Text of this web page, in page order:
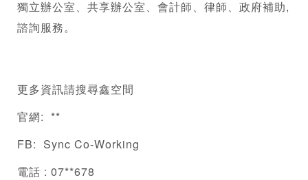
獨立辦公室、 共享辦公室 、會計師、律師、政府補助,
諮詢服務。
更多資訊請搜尋鑫空間
官網:  **
FB:  Sync Co-Working
電話 : 07**678